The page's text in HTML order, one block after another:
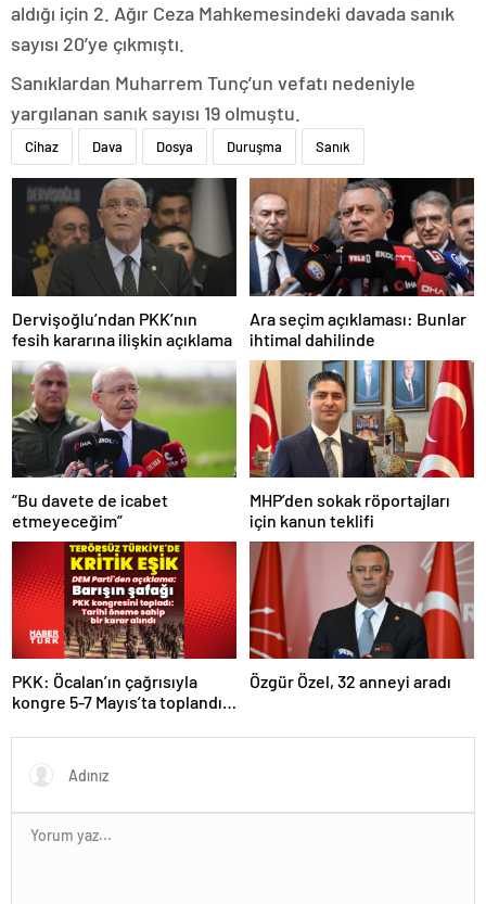
aldığı için 2. Ağır Ceza Mahkemesindeki davada sanık
sayısı 20’ye çıkmıştı.
Sanıklardan Muharrem Tunç’un vefatı nedeniyle
yargılanan sanık sayısı 19 olmuştu.
Cihaz Dava Dosya Duruşma Sanık
Dervişoğlu’ndan PKK’nın
fesih kararına ilişkin açıklama
Ara seçim açıklaması: Bunlar
ihtimal dahilinde
“Bu davete de icabet
etmeyeceğim”
MHP’den sokak röportajları
için kanun teklifi
PKK: Öcalan’ın çağrısıyla
kongre 5-7 Mayıs’ta toplandı!
Özgür Özel, 32 anneyi aradı